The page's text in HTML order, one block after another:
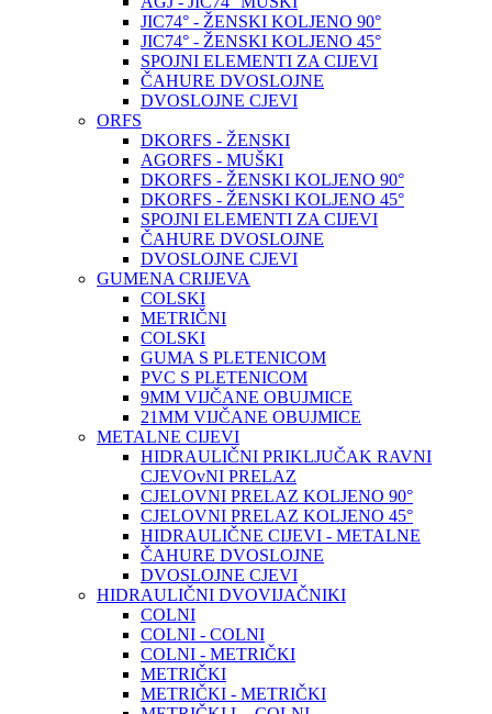
JIC74° - ŽENSKI KOLJENO 90°
JIC74° - ŽENSKI KOLJENO 45°
SPOJNI ELEMENTI ZA CIJEVI
ČAHURE DVOSLOJNE
DVOSLOJNE CJEVI
ORFS
DKORFS - ŽENSKI
AGORFS - MUŠKI
DKORFS - ŽENSKI KOLJENO 90°
DKORFS - ŽENSKI KOLJENO 45°
SPOJNI ELEMENTI ZA CIJEVI
ČAHURE DVOSLOJNE
DVOSLOJNE CJEVI
GUMENA CRIJEVA
COLSKI
METRIČNI
COLSKI
GUMA S PLETENICOM
PVC S PLETENICOM
9MM VIJČANE OBUJMICE
21MM VIJČANE OBUJMICE
METALNE CIJEVI
HIDRAULIČNI PRIKLJUČAK RAVNI
CJEVOvNI PRELAZ
CJELOVNI PRELAZ KOLJENO 90°
CJELOVNI PRELAZ KOLJENO 45°
HIDRAULIČNE CIJEVI - METALNE
ČAHURE DVOSLOJNE
DVOSLOJNE CJEVI
HIDRAULIČNI DVOVIJAČNIKI
COLNI
COLNI - COLNI
COLNI - METRIČKI
METRIČKI
METRIČKI - METRIČKI